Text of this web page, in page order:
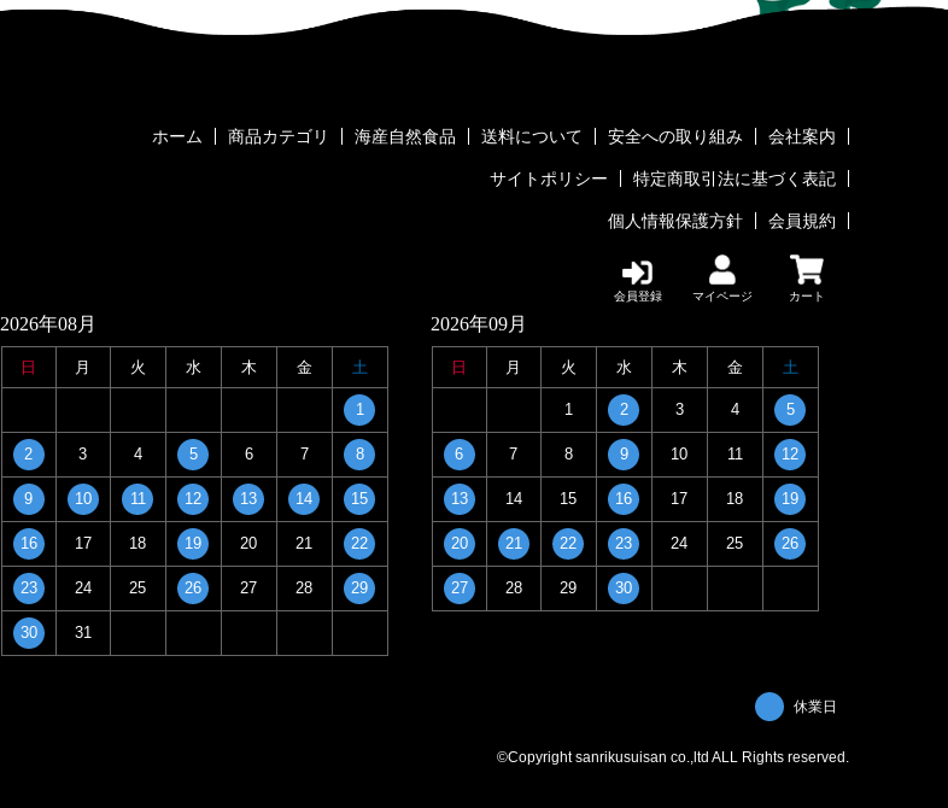
ホーム 商品カテゴリ 海産自然食品 送料について 安全への取り組み 会社案内
サイトポリシー 特定商取引法に基づく表記
個人情報保護方針 会員規約
会員登録 マイページ カート
2026年08月
日 月 火 水 木 金 土
1
2 3 4 5 6 7 8
9 10 11 12 13 14 15
16 17 18 19 20 21 22
23 24 25 26 27 28 29
30 31
2026年09月
日 月 火 水 木 金 土
1 2 3 4 5
6 7 8 9 10 11 12
13 14 15 16 17 18 19
20 21 22 23 24 25 26
27 28 29 30
休業日
©Copyright sanrikusuisan co.,ltd ALL Rights reserved.